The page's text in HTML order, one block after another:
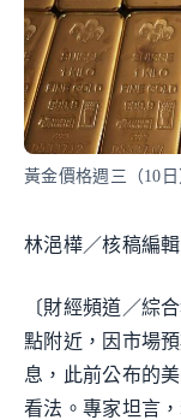
黃金價格週三（10日
林浥樺／核稿編輯
〔財經頻道／綜
點附近，因市場
息，此前公布的
看法。專家坦言